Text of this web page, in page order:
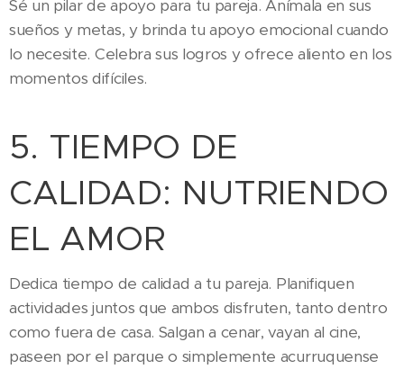
Sé un pilar de apoyo para tu pareja. Anímala en sus
sueños y metas, y brinda tu apoyo emocional cuando
lo necesite. Celebra sus logros y ofrece aliento en los
momentos difíciles.
5. TIEMPO DE
CALIDAD: NUTRIENDO
EL AMOR
Dedica tiempo de calidad a tu pareja. Planifiquen
actividades juntos que ambos disfruten, tanto dentro
como fuera de casa. Salgan a cenar, vayan al cine,
paseen por el parque o simplemente acurruquense